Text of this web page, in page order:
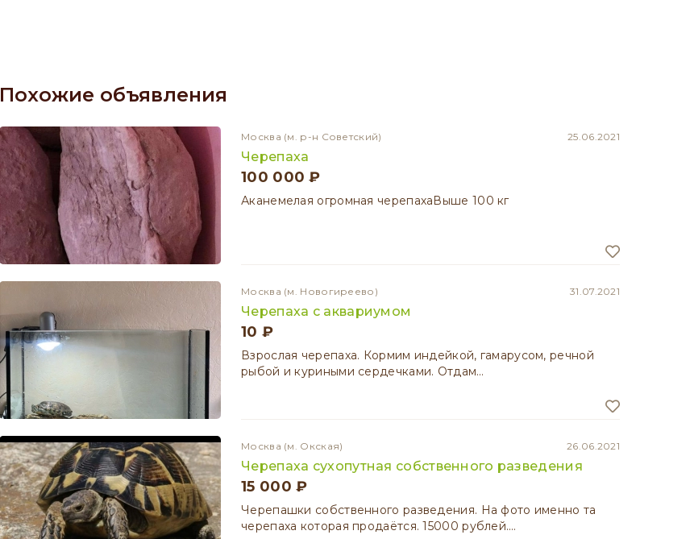
Похожие объявления
Москва (м. р-н Советский) 25.06.2021
Черепаха
100 000 ₽
Аканемелая огромная черепахаВыше 100 кг
Москва (м. Новогиреево) 31.07.2021
Черепаха с аквариумом
10 ₽
Взрослая черепаха. Кормим индейкой, гамарусом, речной
рыбой и куриными сердечками. Отдам…
Москва (м. Окская) 26.06.2021
Черепаха сухопутная собственного разведения
15 000 ₽
Черепашки собственного разведения. На фото именно та
черепаха которая продаётся. 15000 рублей.…